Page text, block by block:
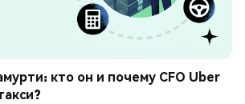
кто он и почему CFO Uber